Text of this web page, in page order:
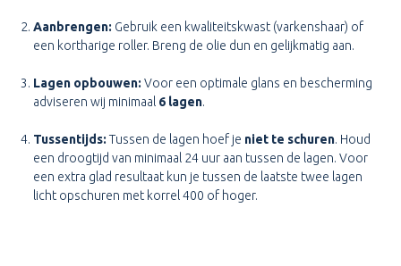
Aanbrengen: Gebruik een kwaliteitskwast (varkenshaar) of
een kortharige roller. Breng de olie dun en gelijkmatig aan.
Lagen opbouwen: Voor een optimale glans en bescherming
adviseren wij minimaal 6 lagen.
Tussentijds: Tussen de lagen hoef je niet te schuren. Houd
een droogtijd van minimaal 24 uur aan tussen de lagen. Voor
een extra glad resultaat kun je tussen de laatste twee lagen
licht opschuren met korrel 400 of hoger.